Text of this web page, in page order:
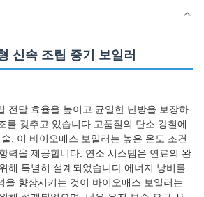
신속 조립 증기 보일러
전달 효율을 높이고 균일한 난방을 보장하
를 갖추고 있습니다.고품질의 탄소 강철에
, 이 바이오매스 보일러는 높은 온도 조건
력을 제공합니다. 연소 시스템은 연료의 완
해 특별히 설계되었습니다.에너지 낭비를
을 향상시키는 것이 바이오매스 보일러는